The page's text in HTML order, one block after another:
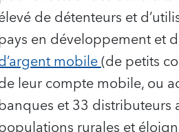
de détenteurs et
en développement et
mobile(de petits
leur compte mobile, ou
et 33 distributeurs